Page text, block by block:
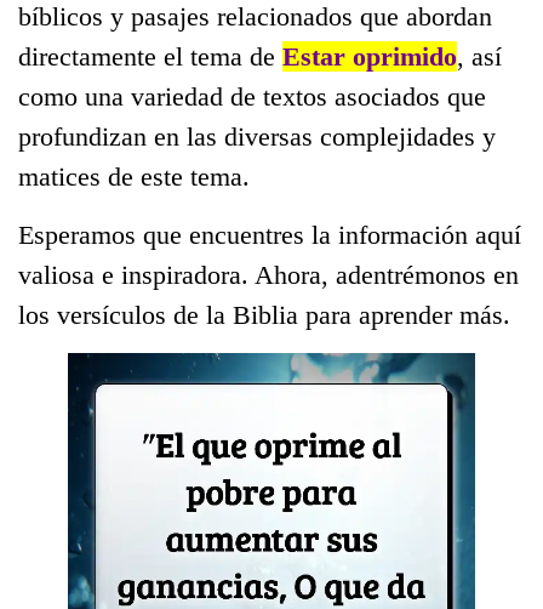
bíblicos y pasajes relacionados que abordan
directamente el tema de Estar oprimido, así
como una variedad de textos asociados que
profundizan en las diversas complejidades y
matices de este tema.
Esperamos que encuentres la información aquí
valiosa e inspiradora. Ahora, adentrémonos en
los versículos de la Biblia para aprender más.